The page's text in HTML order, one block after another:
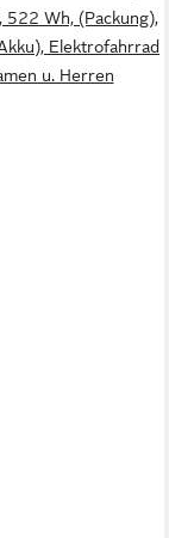
522 Wh, (Packung),
Elektrofahrrad
u. Herren